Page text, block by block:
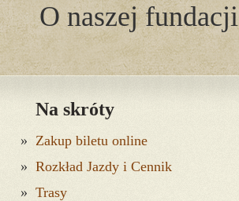
O naszej fundacji
Na skróty
Zakup biletu online
Rozkład Jazdy i Cennik
Trasy